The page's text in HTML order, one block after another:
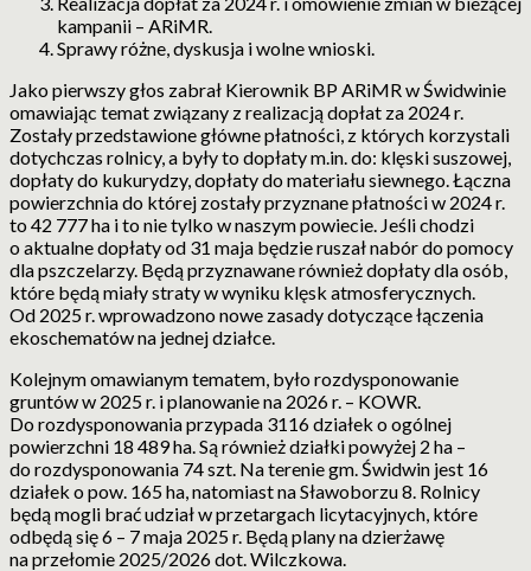
kampanii – ARiMR.
Sprawy różne, dyskusja i wolne wnioski.
Jako pierwszy głos zabrał Kierownik BP ARiMR w Świdwinie
omawiając temat związany z realizacją dopłat za 2024 r.
Zostały przedstawione główne płatności, z których korzystali
dotychczas rolnicy, a były to dopłaty m.in. do: klęski suszowej,
dopłaty do kukurydzy, dopłaty do materiału siewnego. Łączna
powierzchnia do której zostały przyznane płatności w 2024 r.
to 42 777 ha i to nie tylko w naszym powiecie. Jeśli chodzi
o aktualne dopłaty od 31 maja będzie ruszał nabór do pomocy
dla pszczelarzy. Będą przyznawane również dopłaty dla osób,
które będą miały straty w wyniku klęsk atmosferycznych.
Od 2025 r. wprowadzono nowe zasady dotyczące łączenia
ekoschematów na jednej działce.
Kolejnym omawianym tematem, było rozdysponowanie
gruntów w 2025 r. i planowanie na 2026 r. – KOWR.
Do rozdysponowania przypada 3116 działek o ogólnej
powierzchni 18 489 ha. Są również działki powyżej 2 ha –
do rozdysponowania 74 szt. Na terenie gm. Świdwin jest 16
działek o pow. 165 ha, natomiast na Sławoborzu 8. Rolnicy
będą mogli brać udział w przetargach licytacyjnych, które
odbędą się 6 – 7 maja 2025 r. Będą plany na dzierżawę
na przełomie 2025/2026 dot. Wilczkowa.